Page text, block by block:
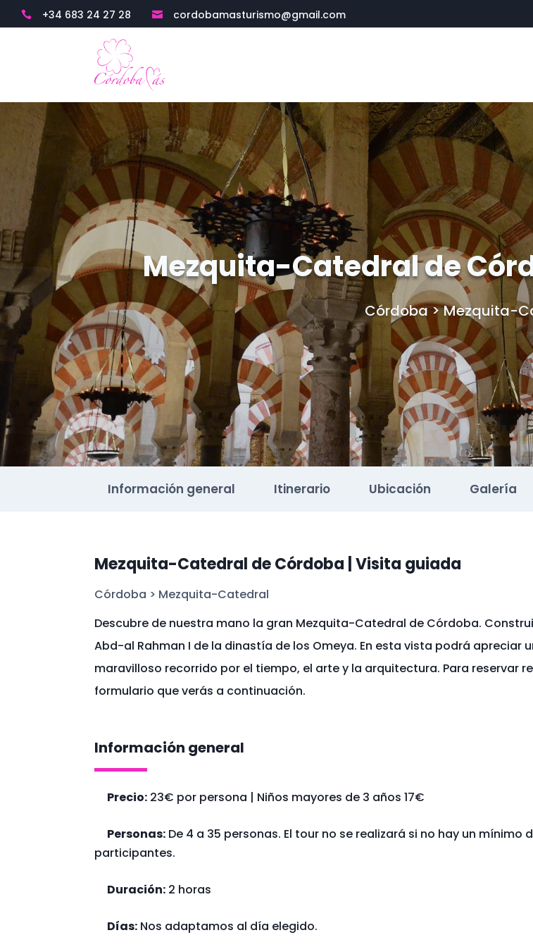
 +34 683 24 27 28  cordobamasturismo@gmail.com
Mezquita-Catedral de
Córdoba>Mezquita-
Información general Itinerario Ubicación Galería
Mezquita-Catedral de Córdoba | Visita guiada
Córdoba > Mezquita-Catedral
Descubre de nuestra mano la gran Mezquita-Catedral de Córdoba.
Abd-al Rahman I de la dinastía de los Omeya. En esta vista podrá apreciar
maravilloso recorrido por el tiempo, el arte y la arquitectura. Para reservar
formulario que verás a continuación.
Información general
Precio: 23€ por persona | Niños mayores de 3 años 17€
Personas: De 4 a 35 personas. El tour no se realizará si no hay un mínimo
participantes.
Duración: 2 horas
Días: Nos adaptamos al día elegido.